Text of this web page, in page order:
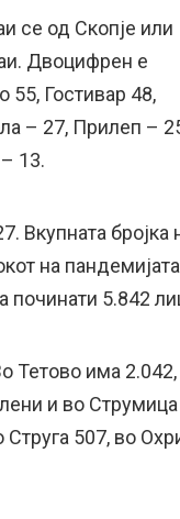
се од Скопје или
Двоцифрен е
55, Гостивар 48,
– 27, Прилеп –
13.
Вкупната бројка
на пандемијата
починати 5.842
Тетово има 2.042,
и во Струмица
507, во